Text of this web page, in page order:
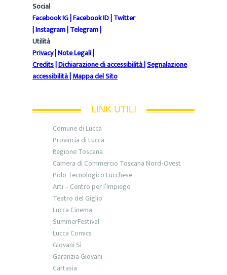
Social
Facebook IG|Facebook ID|Twitter
|Instagram|Telegram|
Utilità
Privacy|Note Legali|
Credits|Dichiarazione di accessibilità|Segnalazione
accessibilità|Mappa del Sito
LINK UTILI
Comune di Lucca
Provincia di Lucca
Regione Toscana
Camera di Commercio Toscana Nord-Ovest
Polo Tecnologico Lucchese
Arti – Centro per l’Impiego
Teatro del Giglio
Lucca Cinema
SummerFestival
Lucca Comics
Giovani Sì
Garanzia Giovani
Cartasia